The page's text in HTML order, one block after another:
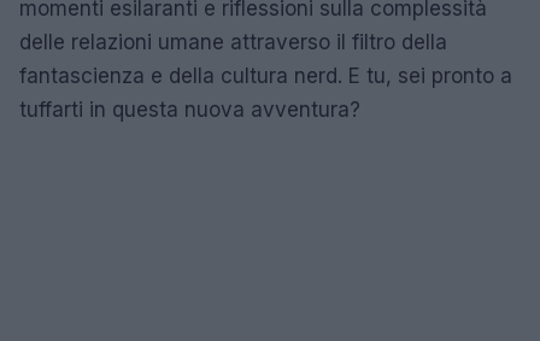
momenti esilaranti e riflessioni sulla complessità
delle relazioni umane attraverso il filtro della
fantascienza e della cultura nerd. E tu, sei pronto a
tuffarti in questa nuova avventura?